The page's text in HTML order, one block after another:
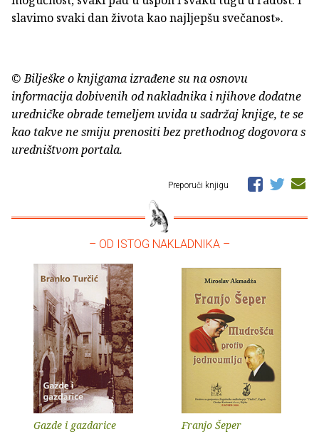
slavimo svaki dan života kao najljepšu svečanost».
© Bilješke o knjigama izrađene su na osnovu
informacija dobivenih od nakladnika i njihove dodatne
uredničke obrade temeljem uvida u sadržaj knjige, te se
kao takve ne smiju prenositi bez prethodnog dogovora s
uredništvom portala.
Preporuči knjigu
– OD ISTOG NAKLADNIKA –
Gazde i gazdarice Franjo Šeper